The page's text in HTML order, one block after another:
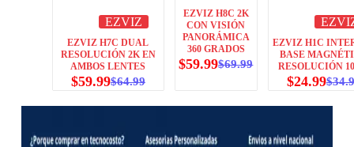
EZVIZ
EZVIZ H7C DUAL
RESOLUCIÓN 2K EN
AMBOS LENTES
$64.99
$59.99
EZVIZ H8C 2K
CON VISIÓN
PANORÁMICA
360 GRADOS
$69.99
$59.99
EZVIZ H1C
BASE
RESOLUCIÓN
$
$24.99